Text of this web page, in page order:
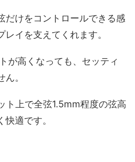
だけをコントロールできる感
イを支えてくれます。
が高くなっても、セッティ
ん。
ト上で全弦1.5mm程度の弦高
適です。